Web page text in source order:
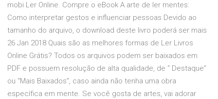
mobi Ler Online. Compre o eBook A arte de ler mentes:
Como interpretar gestos e influenciar pessoas Devido ao
tamanho do arquivo, o download deste livro poderá ser mais
26 Jan 2018 Quais são as melhores formas de Ler Livros
Online Grátis? Todos os arquivos podem ser baixados em
PDF e possuem resolução de alta qualidade, de “ Destaque”
ou “Mais Baixados”, caso ainda não tenha uma obra
específica em mente. Se você gosta de artes, vai adorar